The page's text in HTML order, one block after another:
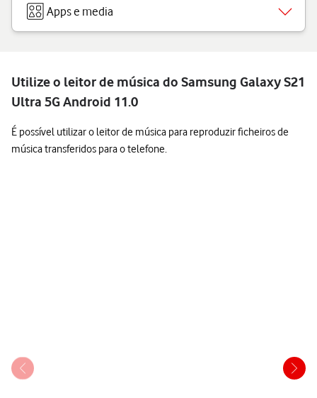
Apps e media
Utilize o leitor de música do Samsung Galaxy S21
Ultra 5G Android 11.0
É possível utilizar o leitor de música para reproduzir ficheiros de
música transferidos para o telefone.